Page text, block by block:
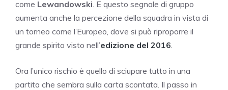
come Lewandowski. E questo segnale di gruppo
aumenta anche la percezione della squadra in vista di
un torneo come l’Europeo, dove si può riproporre il
grande spirito visto nell’edizione del 2016.
Ora l’unico rischio è quello di sciupare tutto in una
partita che sembra sulla carta scontata. Il passo in